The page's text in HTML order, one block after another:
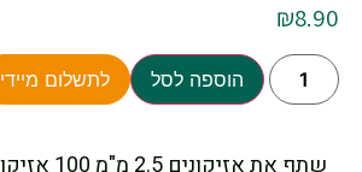
₪8.90
הוספה לסל לתשלום מיידי
שתף את אזיקונים 2.5 מ"מ 100 אזיקונים בשקית